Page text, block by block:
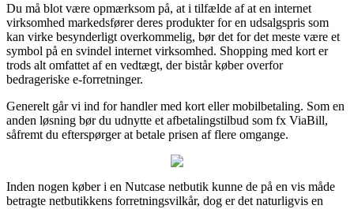
Du må blot være opmærksom på, at i tilfælde af at en internet
virksomhed markedsfører deres produkter for en udsalgspris som
kan virke besynderligt overkommelig, bør det for det meste være et
symbol på en svindel internet virksomhed. Shopping med kort er
trods alt omfattet af en vedtægt, der bistår køber overfor
bedrageriske e-forretninger.
Generelt går vi ind for handler med kort eller mobilbetaling. Som en
anden løsning bør du udnytte et afbetalingstilbud som fx ViaBill,
såfremt du efterspørger at betale prisen af flere omgange.
Inden nogen køber i en Nutcase netbutik kunne de på en vis måde
betragte netbutikkens forretningsvilkår, dog er det naturligvis en